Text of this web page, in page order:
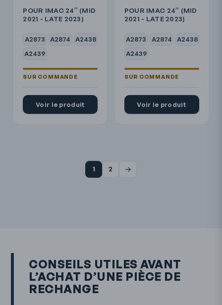
POUR IMAC 24″ (MID
2021 - LATE 2023)
A2873 A2874
A2438
A2439
Voir le produit
POUR IMAC 24″ (MID
2021 - LATE 2023)
A2873 A2874
A2438
A2439
Voir le produit
1 2 →
CONSEILS UTILES AVANT
L’ACHAT D’UNE PIÈCE DE
RECHANGE